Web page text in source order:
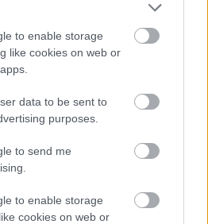
to enable storage
like cookies on web or
data to be sent to
purposes.
to send me
to enable storage
cookies on web or
about Scholarships